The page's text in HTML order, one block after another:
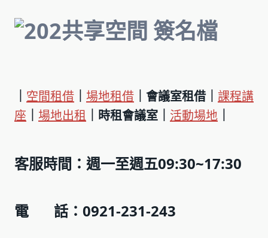
空間租借 場地租借 ｜會議室租借｜ 課程講
座
場地出租 ｜時租會議室｜ 活動場地
客服時間：週一至週五09:30~17:30
電 話：0921-231-243